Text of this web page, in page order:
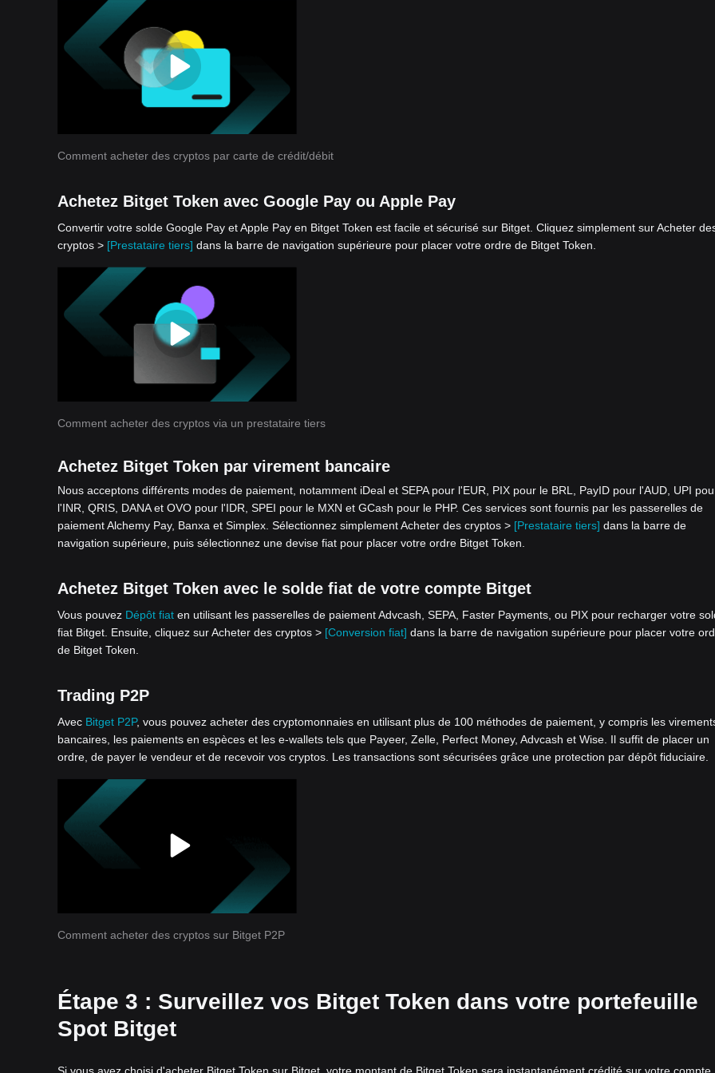
Comment acheter des cryptos par carte de crédit/débit
Achetez Bitget Token avec Google Pay ou Apple Pay
Convertir votre solde Google Pay et Apple Pay en Bitget Token est facile et sécurisé sur Bitget. Cliquez simplement sur Acheter
cryptos > [Prestataire tiers] dans la barre de navigation supérieure pour placer votre ordre de Bitget Token.
Comment acheter des cryptos via un prestataire tiers
Achetez Bitget Token par virement bancaire
Nous acceptons différents modes de paiement, notamment iDeal et SEPA pour l'EUR, PIX pour le BRL, PayID pour l'AUD, UPI
l'INR, QRIS, DANA et OVO pour l'IDR, SPEI pour le MXN et GCash pour le PHP. Ces services sont fournis par les passerelles de
paiement Alchemy Pay, Banxa et Simplex. Sélectionnez simplement Acheter des cryptos > [Prestataire tiers] dans la barre de
navigation supérieure, puis sélectionnez une devise fiat pour placer votre ordre Bitget Token.
Achetez Bitget Token avec le solde fiat de votre compte Bitget
Vous pouvez Dépôt fiat en utilisant les passerelles de paiement Advcash, SEPA, Faster Payments, ou PIX pour recharger votre
fiat Bitget. Ensuite, cliquez sur Acheter des cryptos > [Conversion fiat] dans la barre de navigation supérieure pour placer votre
de Bitget Token.
Trading P2P
Avec Bitget P2P, vous pouvez acheter des cryptomonnaies en utilisant plus de 100 méthodes de paiement, y compris les
bancaires, les paiements en espèces et les e-wallets tels que Payeer, Zelle, Perfect Money, Advcash et Wise. Il suffit de placer un
ordre, de payer le vendeur et de recevoir vos cryptos. Les transactions sont sécurisées grâce une protection par dépôt fiduciaire.
Comment acheter des cryptos sur Bitget P2P
Étape 3 : Surveillez vos Bitget Token dans votre portefeuille
Spot Bitget